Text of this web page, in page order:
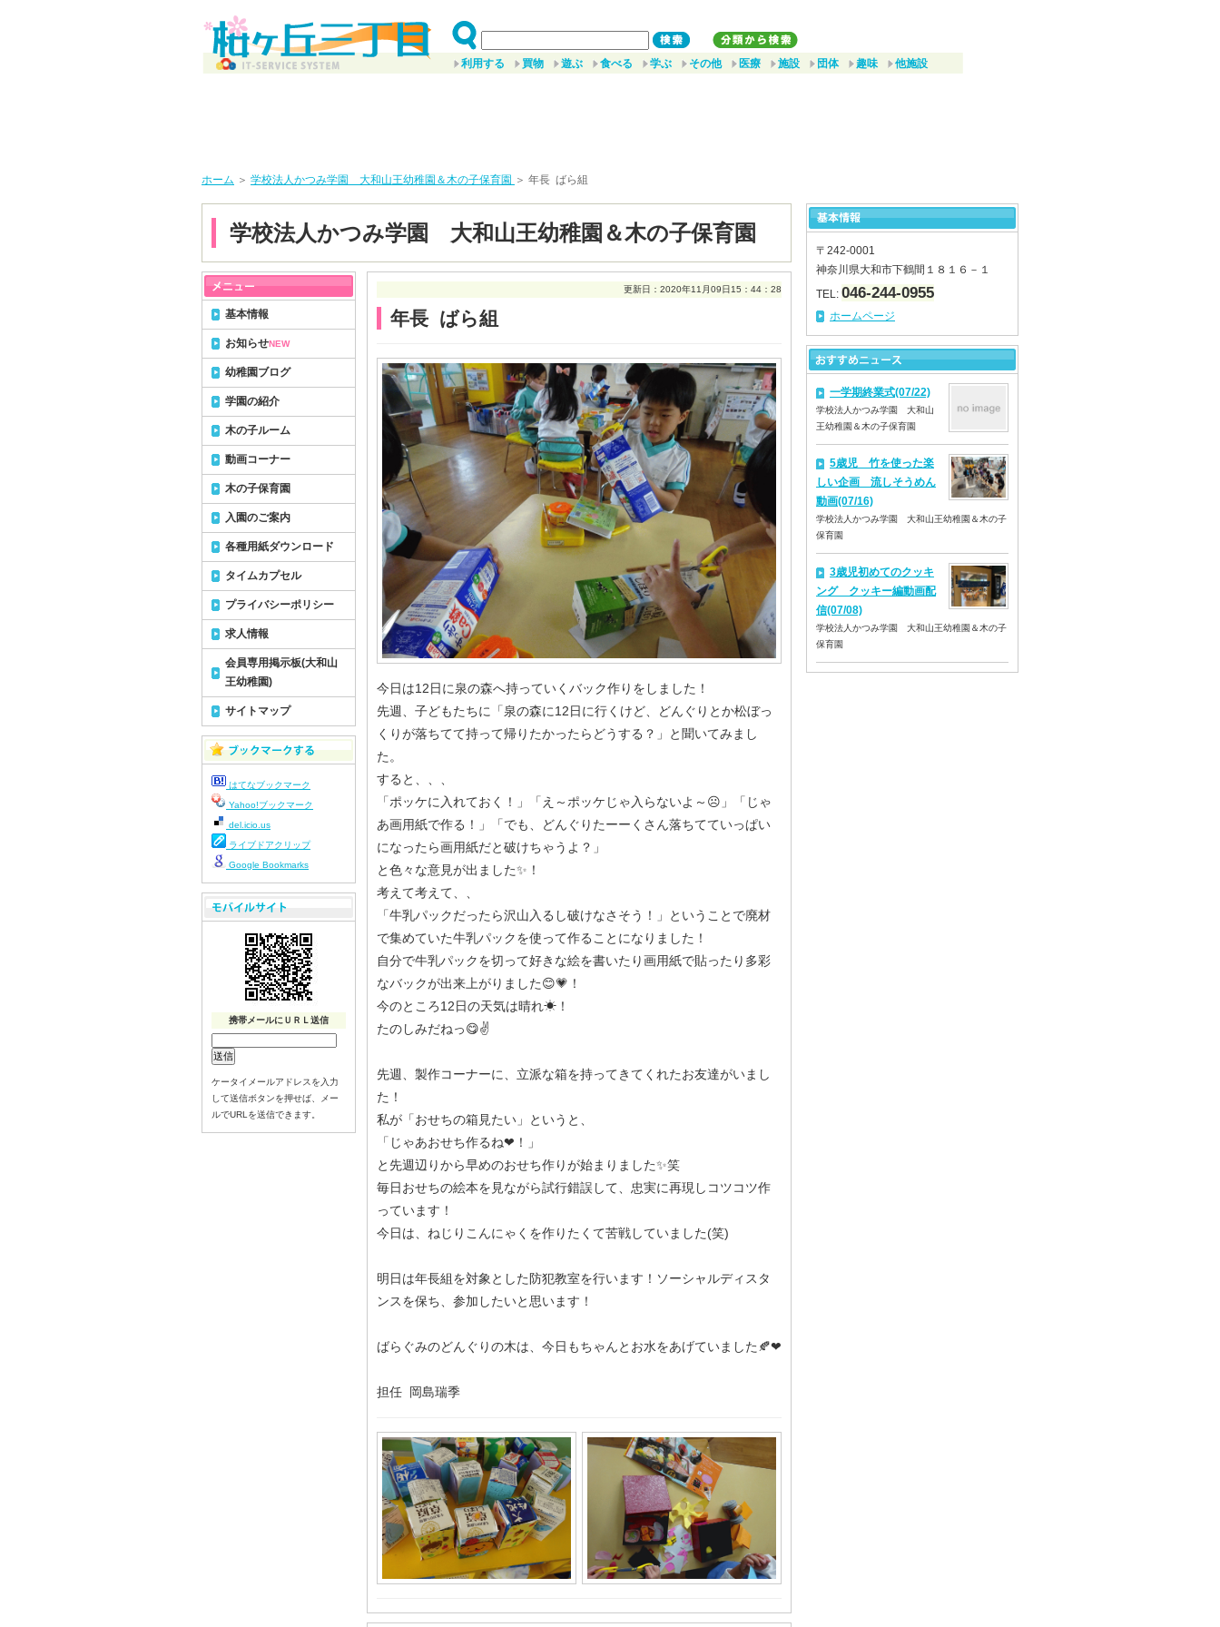
利用する 買物 遊ぶ 食べる 学ぶ その他 医療 施設 団体 趣味 他施設
ホーム ＞ 学校法人かつみ学園 大和山王幼稚園＆木の子保育園 ＞ 年長 ばら組
学校法人かつみ学園 大和山王幼稚園＆木の子保育園
更新日：2020年11月09日15：44：28
年長 ばら組
今日は12日に泉の森へ持っていくバック作りをしました！
先週、子どもたちに「泉の森に12日に行くけど、どんぐりとか松ぼっ
くりが落ちてて持って帰りたかったらどうする？」と聞いてみまし
た。
すると、、、
「ポッケに入れておく！」「え～ポッケじゃ入らないよ～☹」「じゃ
あ画用紙で作る！」「でも、どんぐりたーーくさん落ちてていっぱい
になったら画用紙だと破けちゃうよ？」
と色々な意見が出ました✨！
考えて考えて、、
「牛乳パックだったら沢山入るし破けなさそう！」ということで廃材
で集めていた牛乳パックを使って作ることになりました！
自分で牛乳パックを切って好きな絵を書いたり画用紙で貼ったり多彩
なバックが出来上がりました😊💗！
今のところ12日の天気は晴れ☀！
たのしみだねっ😋✌
先週、製作コーナーに、立派な箱を持ってきてくれたお友達がいまし
た！
私が「おせちの箱見たい」というと、
「じゃあおせち作るね❤！」
と先週辺りから早めのおせち作りが始まりました✨笑
毎日おせちの絵本を見ながら試行錯誤して、忠実に再現しコツコツ作
っています！
今日は、ねじりこんにゃくを作りたくて苦戦していました(笑)
明日は年長組を対象とした防犯教室を行います！ソーシャルディスタ
ンスを保ち、参加したいと思います！
ばらぐみのどんぐりの木は、今日もちゃんとお水をあげていました🍂❤
担任 岡島瑞季
基本情報
お知らせNEW
幼稚園ブログ
学園の紹介
木の子ルーム
動画コーナー
木の子保育園
入園のご案内
各種用紙ダウンロード
タイムカプセル
プライバシーポリシー
求人情報
会員専用掲示板(大和山
王幼稚園)
サイトマップ
はてなブックマーク
Yahoo!ブックマーク
del.icio.us
ライブドアクリップ
Google Bookmarks
携帯メールにＵＲＬ送信
ケータイメールアドレスを入力
して送信ボタンを押せば、メー
ルでURLを送信できます。
〒242-0001
神奈川県大和市下鶴間１８１６－１
TEL: 046-244-0955
ホームページ
一学期終業式(07/22)
学校法人かつみ学園 大和山
王幼稚園＆木の子保育園
5歳児 竹を使った楽
しい企画 流しそうめん
動画(07/16)
学校法人かつみ学園 大和山王幼稚園＆木の子
保育園
3歳児初めてのクッキ
ング クッキー編動画配
信(07/08)
学校法人かつみ学園 大和山王幼稚園＆木の子
保育園